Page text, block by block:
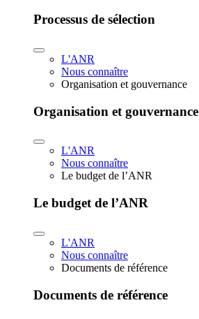
Processus de sélection
L'ANR
Nous connaître
Organisation et gouvernance
Organisation et gouvernance
L'ANR
Nous connaître
Le budget de l’ANR
Le budget de l’ANR
L'ANR
Nous connaître
Documents de référence
Documents de référence